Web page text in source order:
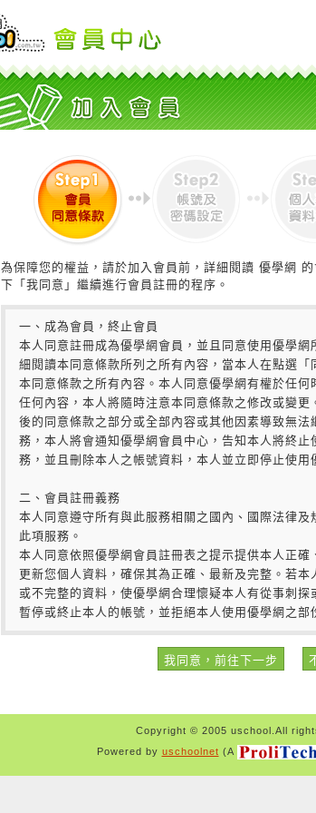
為保障您的權益，請於加入會員前，詳細閱讀 優學網
下「我同意」繼續進行會員註冊的程序。
Copyright © 2005 uschool.All
Powered by uschoolnet (A